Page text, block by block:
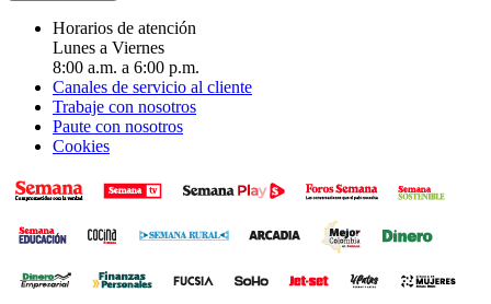
Horarios de atención
Lunes a Viernes
8:00 a.m. a 6:00 p.m.
Canales de servicio al cliente
Trabaje con nosotros
Paute con nosotros
Cookies